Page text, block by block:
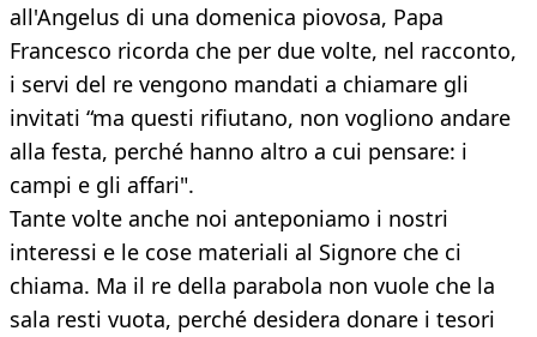
all'Angelus di una domenica piovosa, Papa
Francesco ricorda che per due volte, nel racconto,
i servi del re vengono mandati a chiamare gli
invitati “ma questi rifiutano, non vogliono andare
alla festa, perché hanno altro a cui pensare: i
campi e gli affari".
Tante volte anche noi anteponiamo i nostri
interessi e le cose materiali al Signore che ci
chiama. Ma il re della parabola non vuole che la
sala resti vuota, perché desidera donare i tesori